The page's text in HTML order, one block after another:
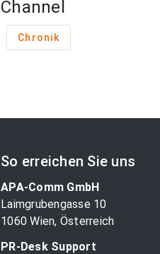
Channel
Chronik
So erreichen Sie uns
APA-Comm GmbH
Laimgrubengasse 10
1060 Wien, Österreich
PR-Desk Support